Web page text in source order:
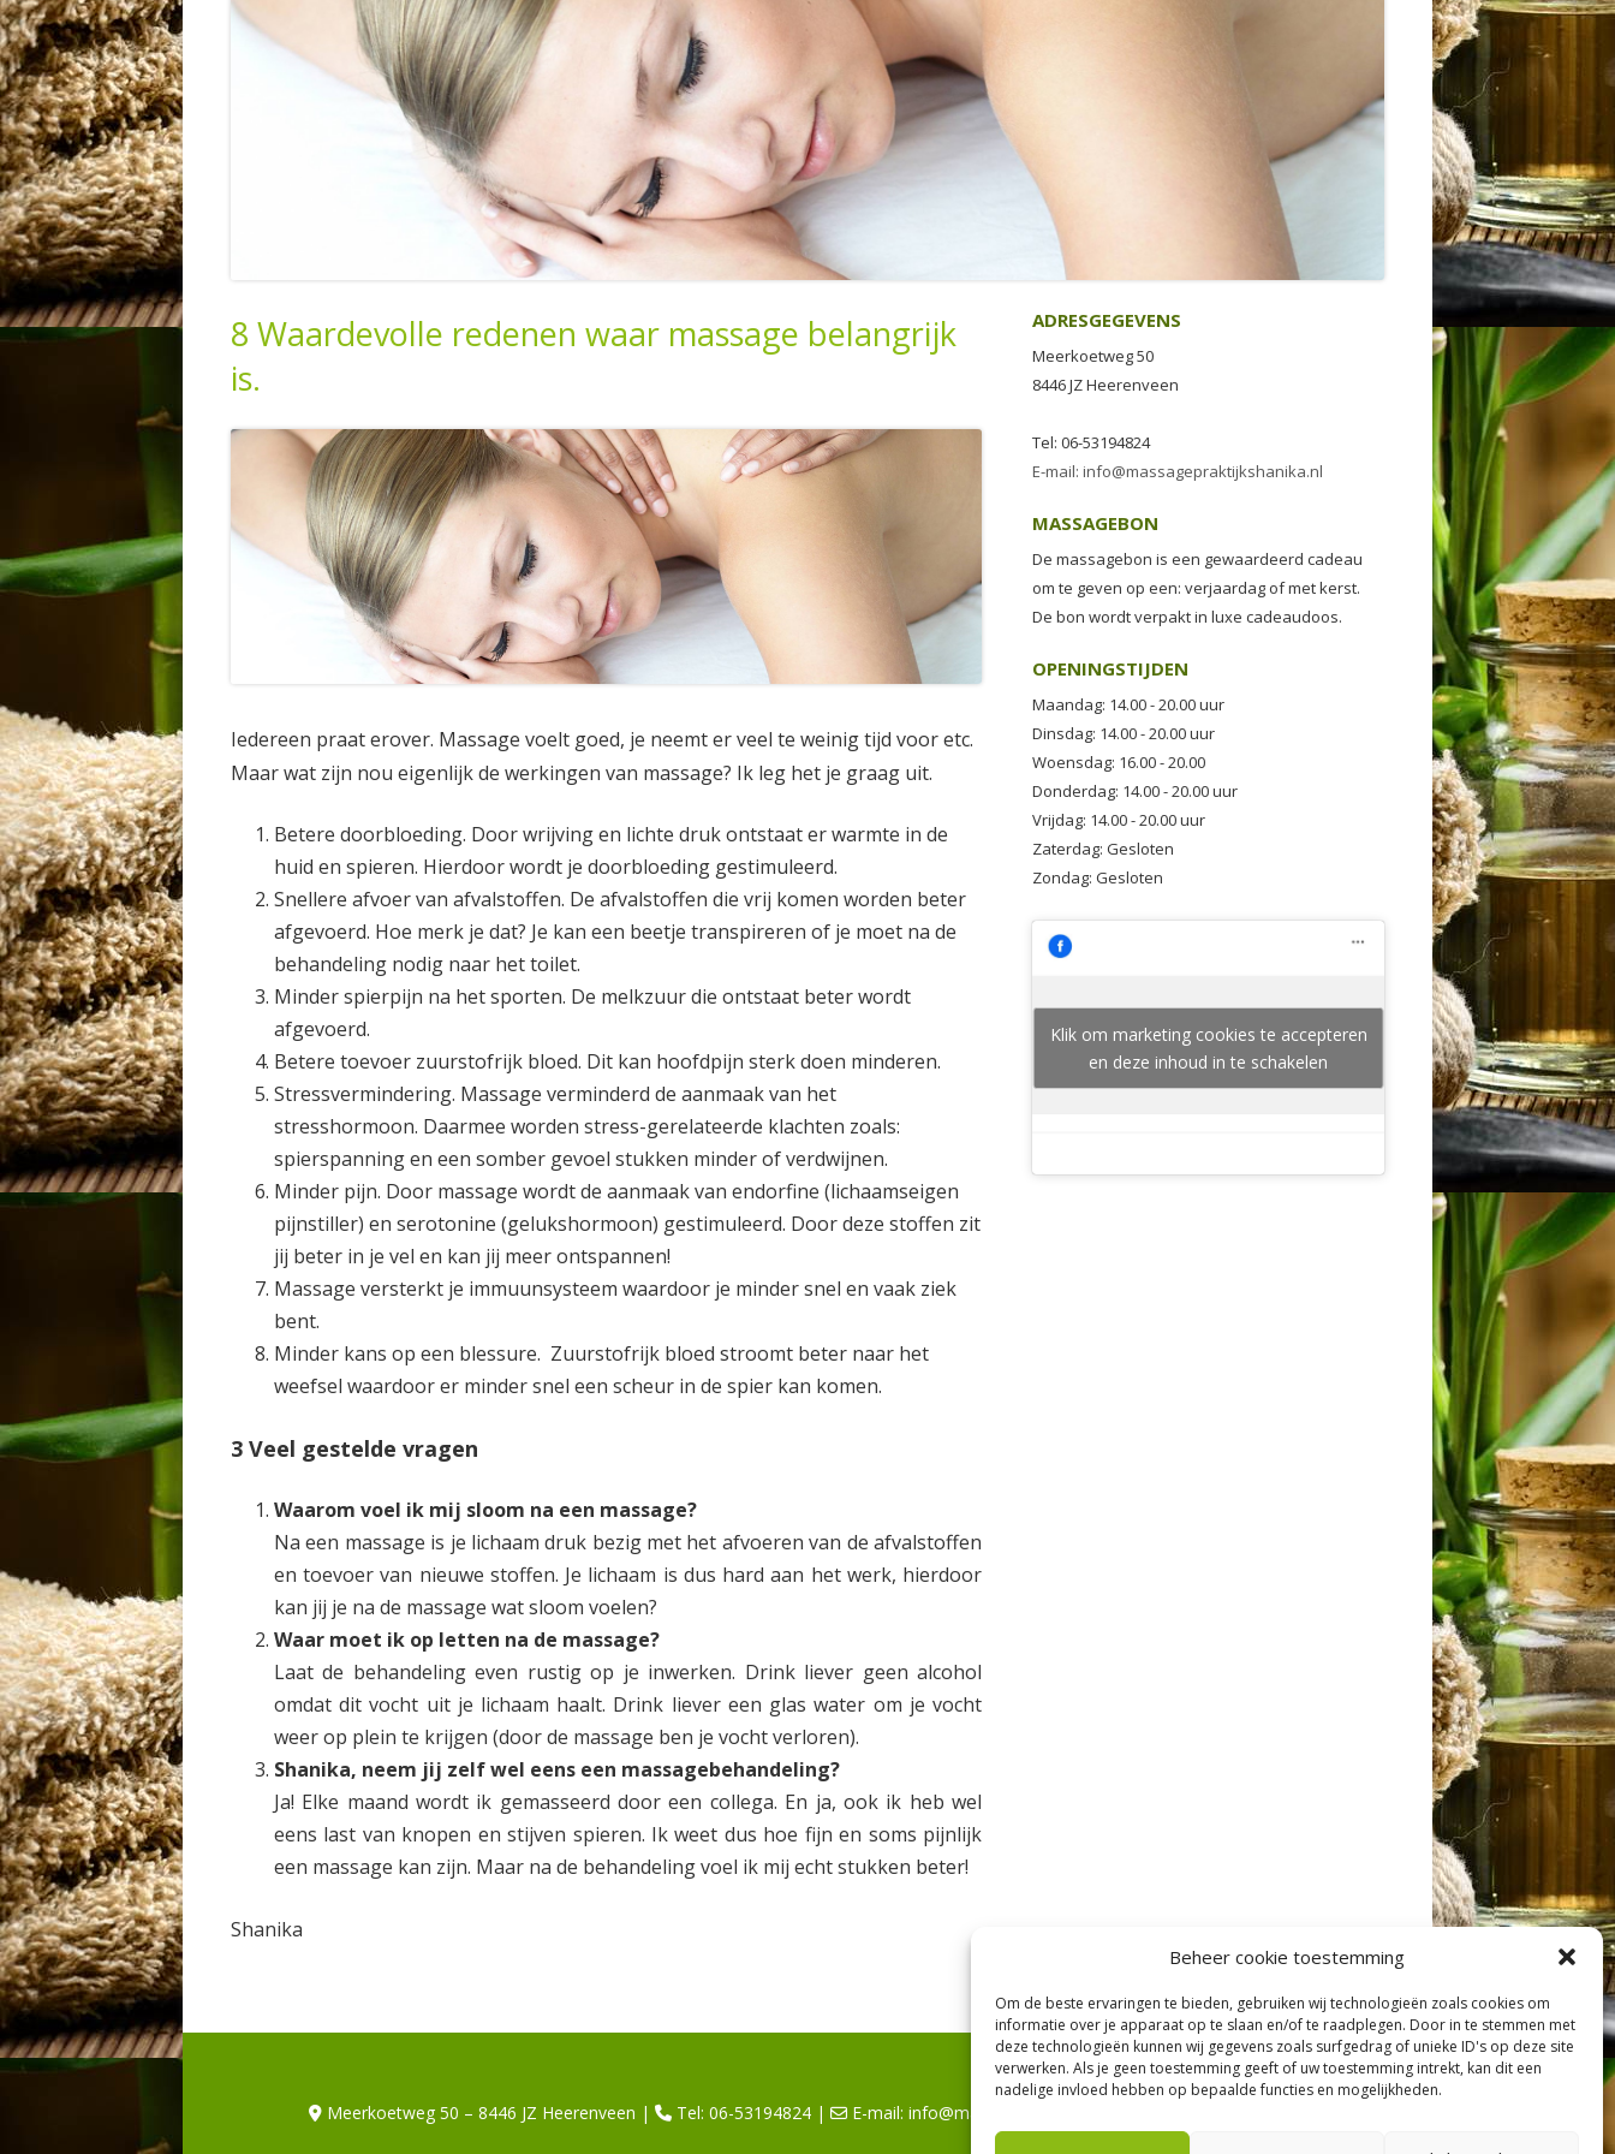
Beheer cookie toestemming
Om de beste ervaringen te bieden, gebruiken wij technologieën zoals cookies om
informatie over je apparaat op te slaan en/of te raadplegen. Door in te stemmen met
deze technologieën kunnen wij gegevens zoals surfgedrag of unieke ID's op deze site
verwerken. Als je geen toestemming geeft of uw toestemming intrekt, kan dit een
nadelige invloed hebben op bepaalde functies en mogelijkheden.
HAMMAM MASSAGE
VOETREFLEX
CEYLON BEHANDELING
SHEABUTTER MASSAGE
8 Waardevolle redenen waar massage belangrijk
is.
Iedereen praat erover. Massage voelt goed, je neemt er veel te weinig tijd voor etc.
Maar wat zijn nou eigenlijk de werkingen van massage? Ik leg het je graag uit.
Betere doorbloeding. Door wrijving en lichte druk ontstaat er warmte in de
huid en spieren. Hierdoor wordt je doorbloeding gestimuleerd.
Snellere afvoer van afvalstoffen. De afvalstoffen die vrij komen worden beter
afgevoerd. Hoe merk je dat? Je kan een beetje transpireren of je moet na de
behandeling nodig naar het toilet.
Minder spierpijn na het sporten. De melkzuur die ontstaat beter wordt
afgevoerd.
Betere toevoer zuurstofrijk bloed. Dit kan hoofdpijn sterk doen minderen.
Stressvermindering. Massage verminderd de aanmaak van het
stresshormoon. Daarmee worden stress-gerelateerde klachten zoals:
spierspanning en een somber gevoel stukken minder of verdwijnen.
Minder pijn. Door massage wordt de aanmaak van endorfine (lichaamseigen
pijnstiller) en serotonine (gelukshormoon) gestimuleerd. Door deze stoffen zit
jij beter in je vel en kan jij meer ontspannen!
Massage versterkt je immuunsysteem waardoor je minder snel en vaak ziek
bent.
Minder kans op een blessure. Zuurstofrijk bloed stroomt beter naar het
weefsel waardoor er minder snel een scheur in de spier kan komen.
3 Veel gestelde vragen
Waarom voel ik mij sloom na een massage?
Na een massage is je lichaam druk bezig met het afvoeren van de afvalstoffen
en toevoer van nieuwe stoffen. Je lichaam is dus hard aan het werk, hierdoor
kan jij je na de massage wat sloom voelen?
Waar moet ik op letten na de massage?
Laat de behandeling even rustig op je inwerken. Drink liever geen alcohol
omdat dit vocht uit je lichaam haalt. Drink liever een glas water om je vocht
weer op plein te krijgen (door de massage ben je vocht verloren).
Shanika, neem jij zelf wel eens een massagebehandeling?
Ja! Elke maand wordt ik gemasseerd door een collega. En ja, ook ik heb wel
eens last van knopen en stijven spieren. Ik weet dus hoe fijn en soms pijnlijk
een massage kan zijn. Maar na de behandeling voel ik mij echt stukken beter!
Shanika
ADRESGEGEVENS
Meerkoetweg 50
8446 JZ Heerenveen
Tel: 06-53194824
E-mail: info@massagepraktijkshanika.nl
MASSAGEBON
De massagebon is een gewaardeerd cadeau
om te geven op een: verjaardag of met kerst.
De bon wordt verpakt in luxe cadeaudoos.
OPENINGSTIJDEN
Maandag: 14.00 - 20.00 uur
Dinsdag: 14.00 - 20.00 uur
Woensdag: 16.00 - 20.00
Donderdag: 14.00 - 20.00 uur
Vrijdag: 14.00 - 20.00 uur
Zaterdag: Gesloten
Zondag: Gesloten
Klik om marketing cookies te accepteren
en deze inhoud in te schakelen
Meerkoetweg 50 – 8446 JZ Heerenveen | Tel: 06-53194824 | E-mail: info@massagepraktijkshanika.nl